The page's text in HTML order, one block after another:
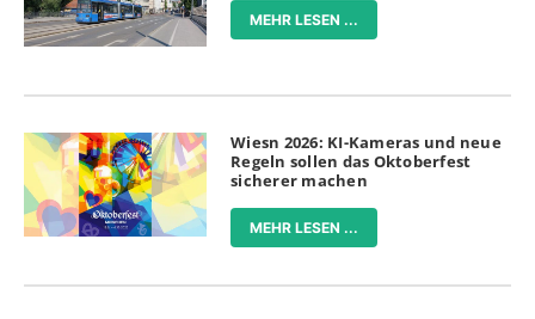
MEHR LESEN ...
Wiesn 2026: KI-Kameras und neue
Regeln sollen das Oktoberfest
sicherer machen
MEHR LESEN ...